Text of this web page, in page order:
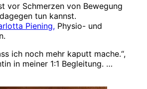
vor Schmerzen von Bewegung
tun kannst.
Piening, Physio- und
ich noch mehr kaputt mache.“,
in meiner 1:1 Begleitung. …